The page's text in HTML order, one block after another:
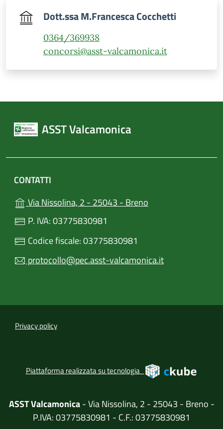
Dott.ssa M.Francesca Cocchetti
0364/369938
concorsi@asst-valcamonica.it
ASST Valcamonica
CONTATTI
Via Nissolina, 2 - 25043 - Breno
P. IVA: 03775830981
Codice fiscale: 03775830981
protocollo@pec.asst-valcamonica.it
Privacy policy
Piattaforma realizzata su tecnologia
ASST Valcamonica- Via Nissolina, 2 - 25043 - Breno -
P.IVA: 03775830981 - C.F.: 03775830981